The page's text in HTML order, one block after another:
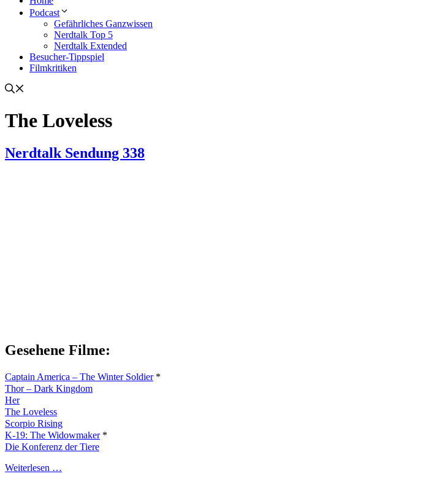
Podcast
Gefährliches Ganzwissen
Nerdtalk Top 5
Nerdtalk Extended
Besucher-Tippspiel
Filmkritiken
The Loveless
Nerdtalk Sendung 338
Gesehene Filme:
Captain America – The Winter Soldier *
Thor – Dark Kingdom
Her
The Loveless
Scorpio Rising
K-19: The Widowmaker *
Die Konferenz der Tiere
Weiterlesen …